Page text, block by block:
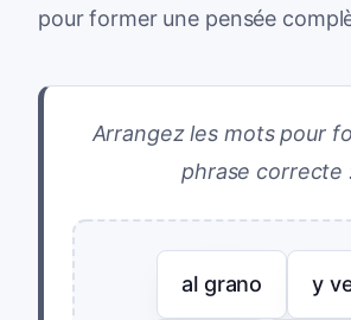
pour former une pensée
Arrangez les mots pour
phrase correcte
al grano y